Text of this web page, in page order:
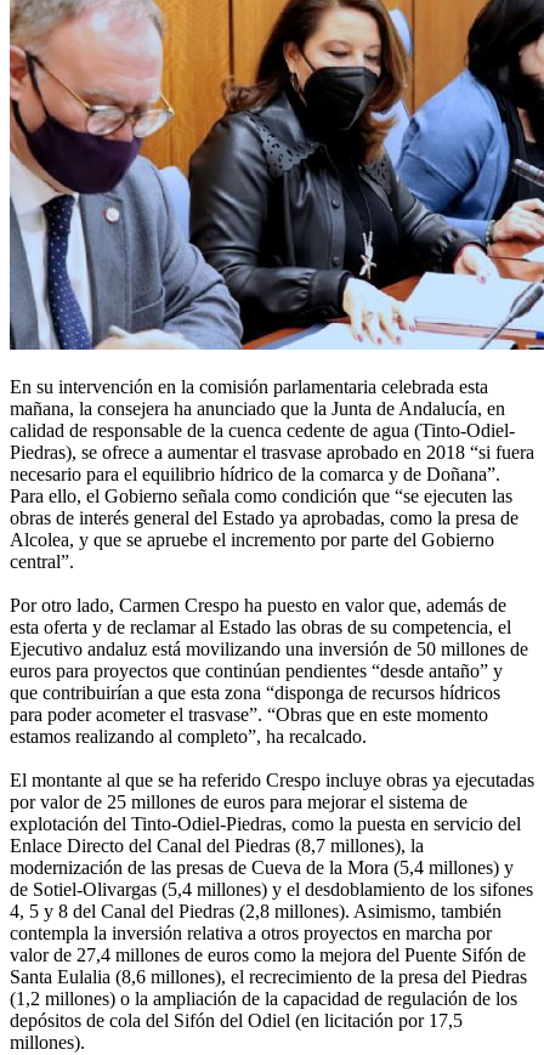
En su intervención en la comisión parlamentaria celebrada esta
mañana, la consejera ha anunciado que la Junta de Andalucía, en
calidad de responsable de la cuenca cedente de agua (Tinto-Odiel-
Piedras), se ofrece a aumentar el trasvase aprobado en 2018 “si fuera
necesario para el equilibrio hídrico de la comarca y de Doñana”.
Para ello, el Gobierno señala como condición que “se ejecuten las
obras de interés general del Estado ya aprobadas, como la presa de
Alcolea, y que se apruebe el incremento por parte del Gobierno
central”.
Por otro lado, Carmen Crespo ha puesto en valor que, además de
esta oferta y de reclamar al Estado las obras de su competencia, el
Ejecutivo andaluz está movilizando una inversión de 50 millones de
euros para proyectos que continúan pendientes “desde antaño” y
que contribuirían a que esta zona “disponga de recursos hídricos
para poder acometer el trasvase”. “Obras que en este momento
estamos realizando al completo”, ha recalcado.
El montante al que se ha referido Crespo incluye obras ya ejecutadas
por valor de 25 millones de euros para mejorar el sistema de
explotación del Tinto-Odiel-Piedras, como la puesta en servicio del
Enlace Directo del Canal del Piedras (8,7 millones), la
modernización de las presas de Cueva de la Mora (5,4 millones) y
de Sotiel-Olivargas (5,4 millones) y el desdoblamiento de los sifones
4, 5 y 8 del Canal del Piedras (2,8 millones). Asimismo, también
contempla la inversión relativa a otros proyectos en marcha por
valor de 27,4 millones de euros como la mejora del Puente Sifón de
Santa Eulalia (8,6 millones), el recrecimiento de la presa del Piedras
(1,2 millones) o la ampliación de la capacidad de regulación de los
depósitos de cola del Sifón del Odiel (en licitación por 17,5
millones).